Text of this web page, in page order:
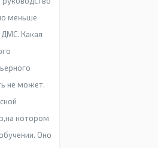
меньше
ДМС. Какая
не может.
котором
Оно